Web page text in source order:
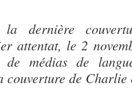
dernière
attentat, le 2
de médias de
de Charlie